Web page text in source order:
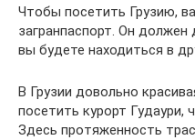
Чтобы посетить Грузию,
загранпаспорт. Он должен
вы будете находиться в
В Грузии довольно
посетить курорт Гудаури,
Здесь протяженность